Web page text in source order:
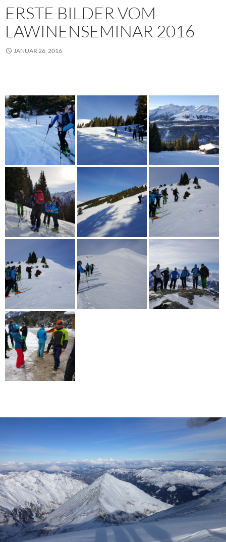
ERSTE BILDER VOM
LAWINENSEMINAR 2016
JANUAR 26, 2016